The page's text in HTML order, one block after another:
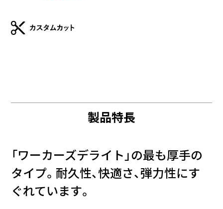
製品特長
「ワーカーズデライト」の最も厚手の
タイプ。耐久性、快適さ、弾力性にす
ぐれています。